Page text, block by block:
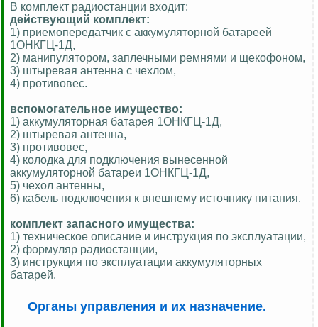
В комплект радиостанции входит:
действующий комплект:
1) приемопередатчик с аккумуляторной батареей
1ОНКГЦ-1Д,
2) манипулятором, заплечными ремнями и щекофоном,
3) штыревая антенна с чехлом,
4) противовес.
вспомогательное имущество:
1) аккумуляторная батарея 1ОНКГЦ-1Д,
2) штыревая антенна,
3) противовес,
4) колодка для подключения вынесенной
аккумуляторной батареи 1ОНКГЦ-1Д,
5) чехол антенны,
6) кабель подключения к внешнему источнику питания.
комплект запасного имущества:
1) техническое описание и инструкция по эксплуатации,
2) формуляр радиостанции,
3) инструкция по эксплуатации аккумуляторных
батарей.
Органы управления и их назначение.